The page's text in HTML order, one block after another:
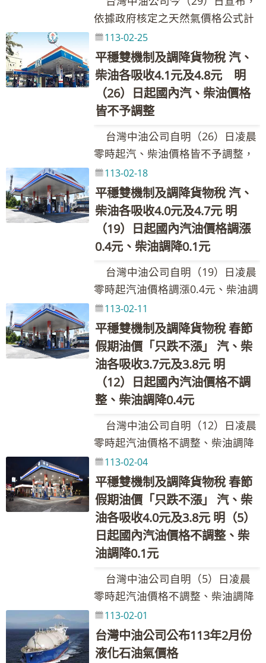
以各營業點公告為準。(台灣中油與
亞鄰各國油價比較表，請參考全球
資訊網https://www.cpc.com.tw之
產品與服務--亞鄰各國比較表) 台灣
中油股份有限公司 發言人：林珂如
執行長 聯絡電話：02-87258125、
205311@cpc.com.tw 新聞聯絡
人：黃如妤組長 聯絡電話：02-
87258548、0932-205-375 Email：
089222@cpc.com.tw 其他相關業
務詢問請洽本公司1912客服專線
及林園地區地方人士，對於造成居
民的不便深感抱歉。後續將從事故
根本原因分析調查，強化製程管理
及設備可靠度，並檢討工作標準作
業程序及加強人員操作訓練，穩定
工廠檢修作業安全。台灣中油強
調，新三輕工場會儘速確認安全無
虞，後續再進料開爐，以供應下游
廠商順利生產。 發言人：林珂如執
行長 聯絡電話：02-
87258125、0921-855-697
Email：205311@cpc.com.tw
新聞聯絡人：黃如妤組長
聯絡電話：02-87258548、0932-
205-375 Email：
089222@cpc.com.tw 其他相關業
務詢問請洽本公司1912客服專線
汽、柴油價格皆不予調整。吸收金
額如下表： 吸收金額／每公升 政府
調降貨物稅 維持亞鄰國家最低價 平
穩措施 合計 汽油 2.2 1.4 0.4 4.0 柴
油 1.6 2.7 0.4 4.7 本週依油價公
式及政府調降貨物稅(汽、柴油每公
升各共2元及1.5元)調整國內油價，
並持續以亞洲國家最低價及平穩措
施運作，協助穩定國內油價，汽、
柴油各需調整之1.8元及3.1元均由
台灣中油吸收，113年累計至2月底
止，台灣中油共吸收約28.52億元。
調價後各式油品參考零售價格調幅
及調整金額如附表，實際零售價格
以各營業點公告為準。(台灣中油與
亞鄰各國油價比較表，請參考全球
資訊網https://www.cpc.com.tw之
產品與服務--亞鄰各國比較表) 台
灣中油股份有限公司 發言人：林珂
如執行長 聯絡電話：02-
87258125、0921-855-697 Email：
205311@cpc.com.tw 新聞聯絡
人：黃如妤組長 聯絡電話：02-
87258548、0932-205-375 Email：
089222@cpc.com.tw 其他相關業
務詢問請洽本公司1912客服專線
於大潭G3區棲息繁殖，且透過普查
結果顯示112年桃園沿海小燕鷗成
鳥數為近三年最多（279隻，69
巢)，因此並無報導所稱施工對藻礁
生態造成傷害的問題。 至於環團
朋友指三接G2區22株柴山多杯孔珊
瑚點位已有2株消失，事實上其中1
株在113年1月份調查時就找到了。
台灣中油表示，柴山多杯孔珊瑚調
查常受調查當日退潮程度、水質是
否混濁、風浪、日照是否充足等多
種因素影響所觀察到的數量，在台
灣中油委託海洋大學普查，陸陸續
續都能夠發現柴山新群株的蹤跡，
並非像環團所說數量一直在減少，
且歷年監測並透過科學化統計分
析，柴山多杯孔珊瑚面積也未有縮
小趨勢。 此外，永安接收站港防
波堤內因水域靜穩，可避免大浪侵
襲，故成為周邊珊瑚的天然避風
港，加以南防波堤亦保護港域內不
受外界河流水的影響，111年台灣
中油調查所知永安港域內共有高達
130種珊瑚，在目前全球極端氣
候、海水升溫情況之下，珊瑚白化
問題逐漸受到重視，而液化天然氣
接收站港內擁有靜穩的水域以及隔
絕外在污染的情況，反而成為發展
珊瑚保育的良好基地，目前永安廠
亦正積極推動珊瑚方舟計畫，期盼
透過液化天然氣接收站特有環境性
質，為珊瑚創造一個延續生命之避
風港。 台灣中油表示，為配合國
家能源轉型政策興建第三座液化天
然氣接收站，期盼各界給予支持，
讓三接相關工程早日完成，以達成
供氣目標。目前，台灣中油已邀請
關心藻礁生態的環團朋友參與海洋
算跌幅為0.44%。按浮動油價機制
調整原則，汽、柴油應調價格與本
週參考零售價格相比，汽、柴油應
各調漲1.8元及3.1元，惟為維持價
格低於亞洲鄰近國家(日、韓、港、
星)，汽、柴油各吸收1.4元及2.6
元，吸收後95無鉛汽油超出30元，
啟動油價平穩措施，第一階段吸收
25%調幅四捨五入，汽、柴油每公
升各吸收0.3元。雙重平穩機制啟
動，汽、柴油共各吸收1.7元及2.9
元，國內汽、柴油實際每公升價格
各調漲0.1元及0.2元。吸收金額如
下表： 吸收金額／每公升 政府調降
貨物稅 維持亞鄰國家最低價 平穩措
施 合計 汽油 2.2 1.4 0.3 3.9 柴油
1.6 2.6 0.3 4.5 本週依油價公式
及政府調降貨物稅(汽、柴油每公升
各共2元及1.5元)調整國內油價，並
持續以亞洲國家最低價及平穩措施
運作，協助穩定國內油價，汽、柴
油各需調整之1.7元及2.9元均由台
灣中油吸收，113年累計至1月底
止，台灣中油共吸收約9.97億元。
調價後各式油品參考零售價格調幅
及調整金額如附表，實際零售價格
以各營業點公告為準。(台灣中油與
亞鄰各國油價比較表，請參考全球
資訊網https://www.cpc.com.tw之
產品與服務--亞鄰各國比較表) 台
灣中油股份有限公司 發言人：林珂
如執行長 聯絡電話：02-
87258125、0921-855-697 Email：
205311@cpc.com.tw 新聞聯絡
人：黃如妤組長 聯絡電話：02-
87258548、0932-205-375 Email：
089222@cpc.com.tw 其他相關業
務詢問請洽本公司1912客服專線
石油氣價格每月檢討調整機制」辦
理。依公式計算結果，113年3月份
液化石油氣每公斤應調降0.9元，惟
自108年10月至113年2月為配合政
府穩定物價政策，累計未調足之吸
收金額每公斤達17.2元，故113年3
月份液化石油氣價格不調整，先回
收金額每公斤16.3元，將於日後國
際價格跌價時再行回補。 台灣中
油股份有限公司 發言人：林珂如執
行長 聯絡電話：02-87258125、
0921-855-697 Email：
205311@cpc.com.tw 新聞聯絡
人：黃如妤組長 聯絡電話：02-
089222@cpc.com.tw 其他相關業
務詢問請洽本公司1912客服專線
依據政府核定之天然氣價格公式計
算，113年3月天然氣價格電業用戶
調降6.25%，且為持續配合政府物
價穩定政策，非電業用戶不予調
整。各用戶別天然氣產品價格，請
詳參台灣中油全球資訊網公告之天
然氣牌價表。 台灣中油股份有限公
司 發言人：林珂如執行長 聯絡電
話：02-87258125、0921-855-697
Email：205311@cpc.com.tw 新聞
聯絡人：黃如妤組長 聯絡電話：
02-87258548、0932-205-375
Email：089222@cpc.com.tw 其他
相關業務詢問請洽本公司1912客服
平穩雙機制及調降貨物稅 汽、
柴油各吸收4.1元及4.8元 明
（26）日起國內汽、柴油價格
皆不予調整
113-02-25
台灣中油公司自明（26）日凌晨
零時起汽、柴油價格皆不予調整，
參考零售價格分別為92無鉛汽油每
公升29.4元、95無鉛汽油每公升
30.9元、98無鉛汽油每公升32.9
元、超級柴油每公升26.9元。本週
因雙重平穩機制啟動，汽、柴油各
吸收1.9元及3.2元。 台灣中油表
示，因中東地緣政治情勢仍趨緊
繃，國際油價微幅上漲。浮動油價
調整原則之調價指標7D3B週均價上
漲0.26美元，新臺幣兌美元匯率貶
值0.102元，國內油價依公式計算漲
幅為0.51%。按浮動油價機制調整
原則，汽、柴油應調價格與本週參
考零售價格相比，汽、柴油應各調
於亞洲鄰近國家(日、韓、港、星)，
汽、柴油各吸收1.6元及2.9元，吸
收後95無鉛汽油超出30元，啟動油
價平穩措施，第一階段吸收25%調
幅四捨五入，汽、柴油每公升各吸
收0.3元。雙重平穩機制啟動，汽、
柴油共各吸收1.9元及3.2元，國內
汽、柴油實際每公升價格不予調
每公升 政府調降貨物稅 維持亞鄰國
家最低價 平穩措施 合計 汽油 2.2
1.6 0.3 4.1 柴油 1.6 2.9 0.3 4.8
本週依油價公式及政府調降貨物稅
(汽、柴油每公升各共2元及1.5元)調
平穩雙機制及調降貨物稅 汽、
柴油各吸收4.0元及4.7元 明
（19）日起國內汽油價格調漲
0.4元、柴油調降0.1元
113-02-18
台灣中油公司自明（19）日凌晨
零時起汽油價格調漲0.4元、柴油調
降0.1元，參考零售價格分別為92無
鉛汽油每公升29.4元、95無鉛汽油
每公升30.9元、98無鉛汽油每公升
32.9元、超級柴油每公升26.9元。
本週因雙重平穩機制啟動，汽、柴
油各吸收1.8元及3.1元。 台灣中
油表示，因石油輸出國組織(OPEC)
看好今明2年用油需求成長、以色列
與哈瑪斯停戰談判陷入僵局等因素
影響，導致國際油價上漲。浮動油
價調整原則之調價指標7D3B週均價
上漲3.00美元，新臺幣兌美元匯率
貶值0.038元，國內油價依公式計算
漲幅為3.11%。按浮動油價機制調
整原則，汽、柴油應調價格與本週
調漲2.2元及3.0元，惟為維持價格
低於亞洲鄰近國家(日、韓、港、
星)，汽、柴油各吸收1.5元及2.8
元，吸收後95無鉛汽油超出30元，
啟動油價平穩措施，第一階段吸收
平穩雙機制及調降貨物稅 春節
假期油價「只跌不漲」 汽、柴
油各吸收3.7元及3.8元 明
（12）日起國內汽油價格不調
整、柴油調降0.4元
113-02-11
台灣中油公司自明（12）日凌晨
零時起汽油價格不調整、柴油調降
0.4元，參考零售價格分別為92無鉛
汽油每公升29.0元、95無鉛汽油每
公升30.5元、98無鉛汽油每公升
32.5元、超級柴油每公升27.0元。
本週因雙重平穩機制啟動及配合春
節穩定物價政策，汽、柴油各吸收
1.5元及2.2元。 台灣中油表示，
本週國際油價下跌，浮動油價調整
原則之調價指標7D3B週均價下跌
1.90美元，新臺幣兌美元匯率貶值
0.098元，國內油價依公式計算跌幅
為1.61%。按浮動油價機制調整原
平穩雙機制及調降貨物稅 春節
假期油價「只跌不漲」 汽、柴
油各吸收4.0元及3.8元 明（5）
日起國內汽油價格不調整、柴
油調降0.1元
113-02-04
台灣中油公司自明（5）日凌晨
零時起汽油價格不調整、柴油調降
0.1元，參考零售價格分別為92無鉛
汽油每公升29.0元、95無鉛汽油每
公升30.5元、98無鉛汽油每公升
台灣中油公司公布113年2月份
液化石油氣價格
113-02-01